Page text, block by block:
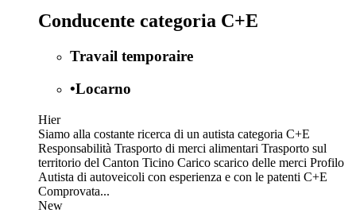
Conducente categoria C+E
Travail temporaire
•Locarno
Hier
Siamo alla costante ricerca di un autista categoria C+E
Responsabilità Trasporto di merci alimentari Trasporto sul
territorio del Canton Ticino Carico scarico delle merci Profilo
Autista di autoveicoli con esperienza e con le patenti C+E
Comprovata...
New